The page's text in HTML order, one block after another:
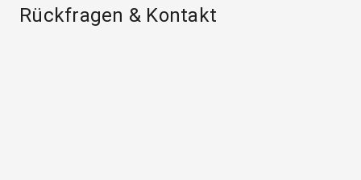
Rückfragen & Kontakt